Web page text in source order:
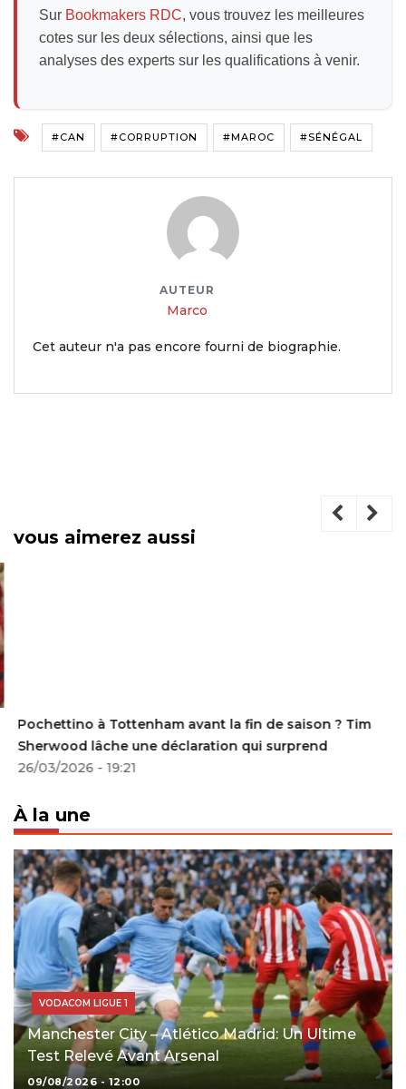
Sur Bookmakers RDC, vous trouvez les meilleures
cotes sur les deux sélections, ainsi que les
analyses des experts sur les qualifications à venir.
#CAN #CORRUPTION #MAROC #SÉNÉGAL
AUTEUR
Marco
Cet auteur n'a pas encore fourni de biographie.
vous aimerez aussi
Pochettino à Tottenham avant la fin de saison ? Tim
Sherwood lâche une déclaration qui surprend
26/03/2026 - 19:21
À la une
VODACOM LIGUE 1
Manchester City – Atlético Madrid: Un Ultime
Test Relevé Avant Arsenal
09/08/2026 - 12:00